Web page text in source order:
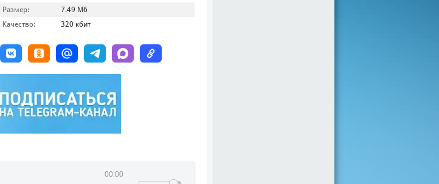
Размер:
7.49 Мб
Качество:
320 кбит
00:00